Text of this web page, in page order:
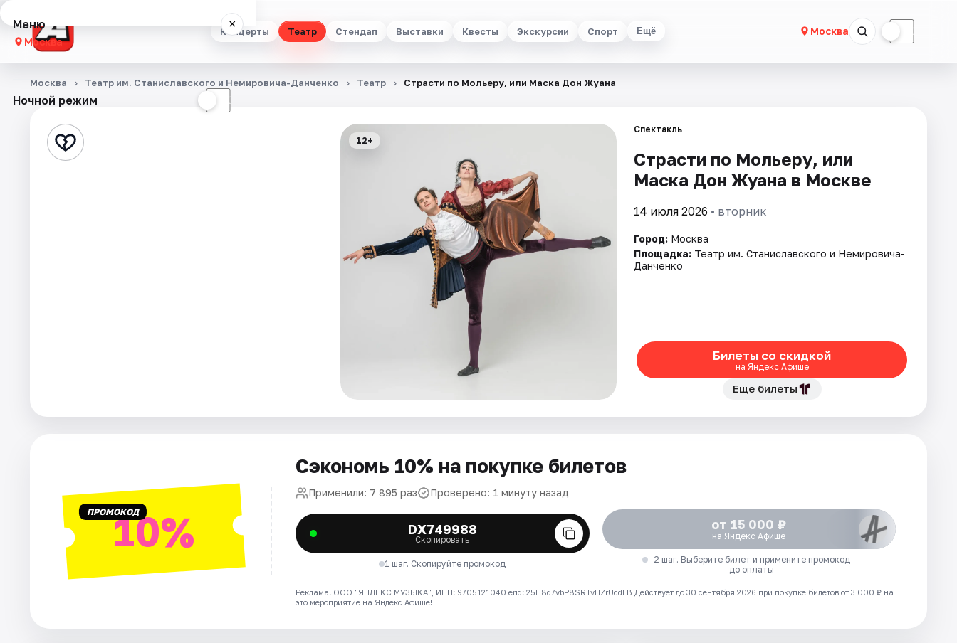
Концерты Театр Стендап Выставки Квесты Экскурсии Спорт Ещё Москва ☾
Меню ×
Москва
Концерты
Стендап
Ночной режим ☾
Москва Театр им. Станиславского и Немировича­-Данченко Театр Страсти по Мольеру, или Маска Дон Жуана
12+
Спектакль
Страсти по Мольеру, или
Маска Дон Жуана в Москве
14 июля 2026 • вторник
Город: Москва
Площадка: Театр им. Станиславского и Немировича­-
Данченко
Билеты со скидкой
на Яндекс Афише
Еще билеты
ПРОМОКОД10%
Сэкономь 10% на покупке билетов
Применили: 7 895 раз Проверено: 1 минуту назад
DX749988
Скопировать
1 шаг. Скопируйте промокод
от 15 000 ₽
на Яндекс Афише
2 шаг. Выберите билет и примените промокод
до оплаты
Реклама. ООО "ЯНДЕКС МУЗЫКА", ИНН: 9705121040 erid: 25H8d7vbP8SRTvHZrUcdLB Действует до 30 сентября 2026 при покупке билетов от 3 000 ₽ на
это мероприятие на Яндекс Афише!